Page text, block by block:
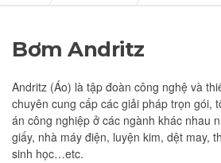
Bơm Andritz
Andritz (Áo) là tập đoàn công nghệ và
chuyên cung cấp các giải pháp trọn gói,
án công nghiệp ở các ngành khác nhau
giấy, nhà máy điện, luyện kim, dệt may,
sinh học…etc.